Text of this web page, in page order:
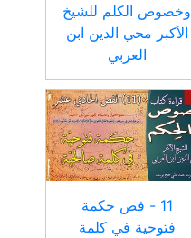
وخصوص الكلم للشيخ
الأكبر محي الدين ابن
العربي
11 - فص حكمة
فتوحية في كلمة